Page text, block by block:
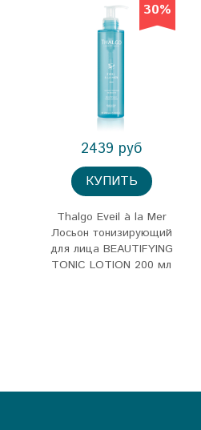
30%
2439 руб
КУПИТЬ
Thalgo Eveil à la Mer
Лосьон тонизирующий
для лица BEAUTIFYING
TONIC LOTION 200 мл